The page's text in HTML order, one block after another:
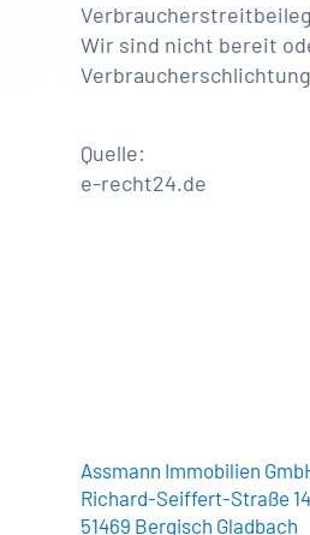
Wir sind nicht bereit
Quelle:
e-recht24.de
Assmann Immobilien
Richard-Seiffert-Straße 14
51469 Bergisch Gladbach